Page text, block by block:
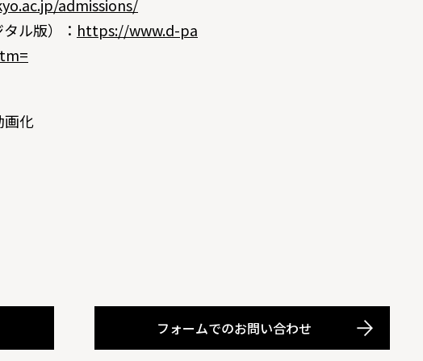
admissions/
ル版）： https://www.d-pa
画化
フォームでのお問い合わせ